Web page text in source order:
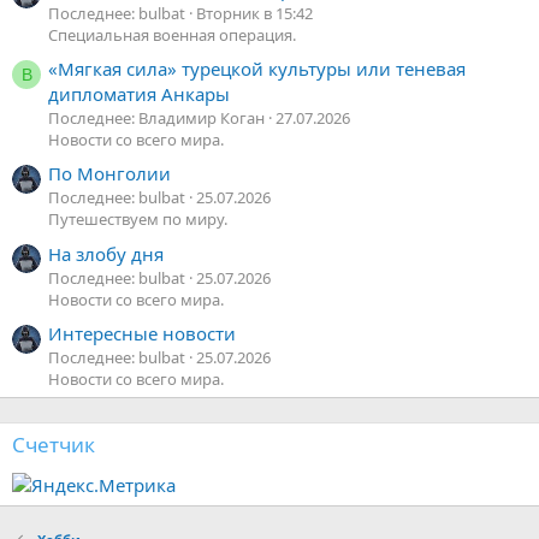
Последнее: bulbat Вторник в 15:42
Специальная военная операция.
В
«Мягкая сила» турецкой культуры или теневая
дипломатия Анкары
Последнее: Владимир Коган 27.07.2026
Новости со всего мира.
По Монголии
Последнее: bulbat 25.07.2026
Путешествуем по миру.
На злобу дня
Последнее: bulbat 25.07.2026
Новости со всего мира.
Интересные новости
Последнее: bulbat 25.07.2026
Новости со всего мира.
Счетчик